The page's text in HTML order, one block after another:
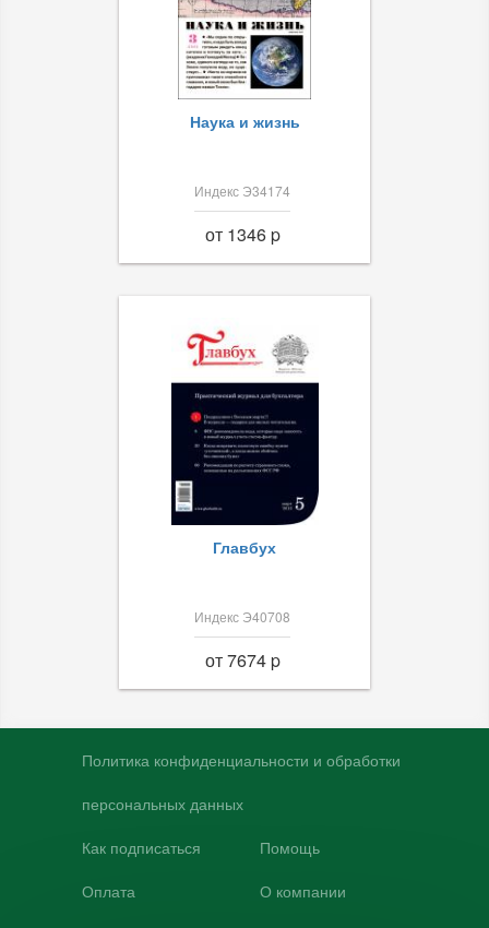
Наука и жизнь
Индекс Э34174
от 1346 p
Главбух
Индекс Э40708
от 7674 p
Политика конфиденциальности и обработки
персональных данных
Как подписаться
Оплата
Помощь
О компании